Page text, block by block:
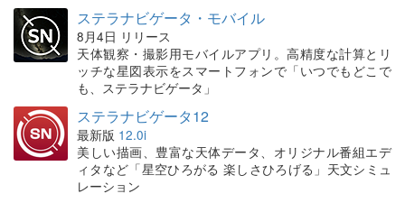
ステラナビゲータ・モバイル
8月4日 リリース
天体観察・撮影用モバイルアプリ。高精度な計算とリ
ッチな星図表示をスマートフォンで「いつでもどこで
も、ステラナビゲータ」
ステラナビゲータ12
最新版 12.0i
美しい描画、豊富な天体データ、オリジナル番組エデ
ィタなど「星空ひろがる 楽しさひろげる」天文シミュ
レーション